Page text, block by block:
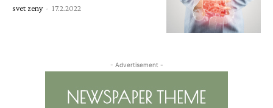
svet zeny - 17.2.2022
- Advertisement -